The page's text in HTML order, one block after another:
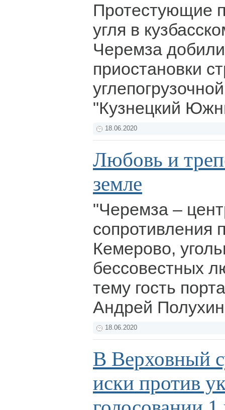
Протестующие
угля в
Черемза
приостановки
"Кузнецкий
18.06.2020
Любовь и
земле
"Черемза –
сопротивления
Кемерово,
бессовестных
тему гость
Андрей
18.06.2020
В Верховный
иски против